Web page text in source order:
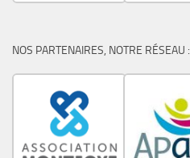
NOS PARTENAIRES, NOTRE RÉSEAU :